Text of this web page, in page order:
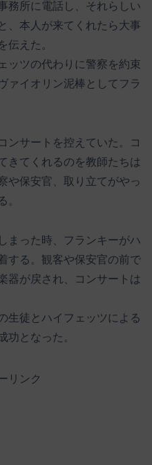
務所に電話し、それらしい
、本人が来てくれたら大事
伝えた。
ッツの代わりに警察を約束
ァイオリン泥棒としてフラ
ンサートを控えていた。コ
きてくれるのを教師たちは
や保安官、取り立てがやっ
。
まった時、フランキーがハ
する。観客や保安官の前で
器が戻され、コンサートは
生徒とハイフェッツによる
功となった。
リンク